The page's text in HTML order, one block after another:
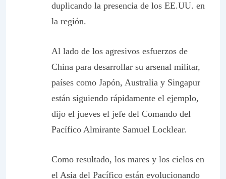
duplicando la presencia de los EE.UU. en
la región.
Al lado de los agresivos esfuerzos de
China para desarrollar su arsenal militar,
países como Japón, Australia y Singapur
están siguiendo rápidamente el ejemplo,
dijo el jueves el jefe del Comando del
Pacífico Almirante Samuel Locklear.
Como resultado, los mares y los cielos en
el Asia del Pacífico están evolucionando